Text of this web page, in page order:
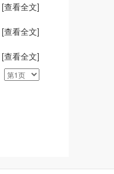
[查看全文]
[查看全文]
[查看全文]